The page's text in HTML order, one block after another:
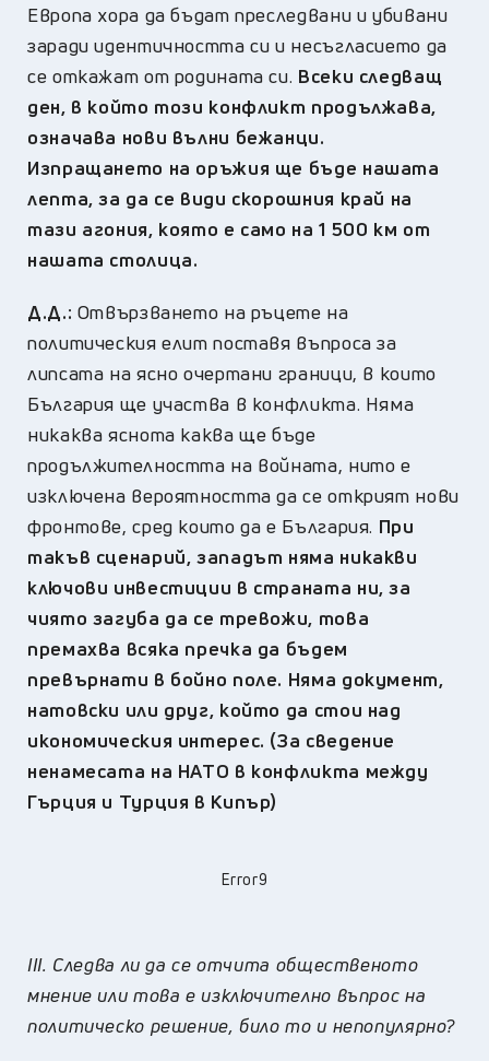
Европа хора да бъдат преследвани и убивани
заради идентичността си и несъгласието да
се откажат от родината си. Всеки следващ
ден, в който този конфликт продължава,
означава нови вълни бежанци.
Изпращането на оръжия ще бъде нашата
лепта, за да се види скорошния край на
тази агония, която е само на 1 500 км от
нашата столица.
Д.Д.: Отвързването на ръцете на
политическия елит поставя въпроса за
липсата на ясно очертани граници, в които
България ще участва в конфликта. Няма
никаква яснота каква ще бъде
продължителността на войната, нито е
изключена вероятността да се открият нови
фронтове, сред които да е България. При
такъв сценарий, западът няма никакви
ключови инвестиции в страната ни, за
чиято загуба да се тревожи, това
премахва всяка пречка да бъдем
превърнати в бойно поле. Няма документ,
натовски или друг, който да стои над
икономическия интерес. (За сведение
ненамесата на НАТО в конфликта между
Гърция и Турция в Кипър)
Error9
III. Следва ли да се отчита общественото
мнение или това е изключително въпрос на
политическо решение, било то и непопулярно?